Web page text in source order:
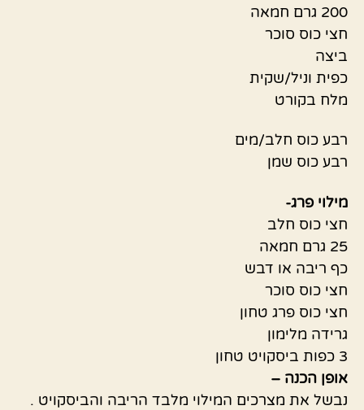
200 גרם חמאה
חצי כוס סוכר
ביצה
כפית וניל/שקית
מלח בקורט
רבע כוס חלב/מים
רבע כוס שמן
מילוי פרג-
חצי כוס חלב
25 גרם חמאה
כף ריבה או דבש
חצי כוס סוכר
חצי כוס פרג טחון
גרידה מלימון
3 כפות ביסקויט טחון
אופן הכנה –
נבשל את מצרכים המילוי מלבד הריבה והביסקויט .